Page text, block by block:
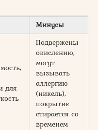
Минусы
для
Подвержены
окислению,
могут
вызывать
аллергию
(никель),
покрытие
стирается со
временем